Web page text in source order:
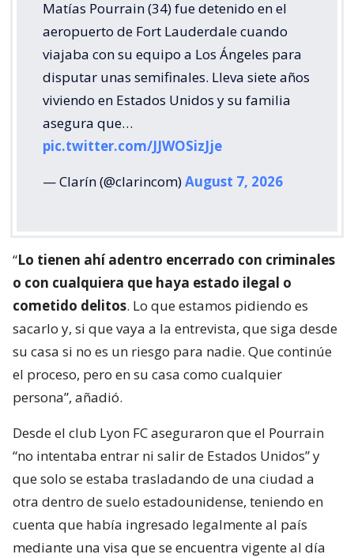
Matías Pourrain (34) fue detenido en el
aeropuerto de Fort Lauderdale cuando
viajaba con su equipo a Los Ángeles para
disputar unas semifinales. Lleva siete años
viviendo en Estados Unidos y su familia
asegura que…
pic.twitter.com/JJWOSizJje
— Clarín (@clarincom)August 7, 2026
“Lo tienen ahí adentro encerrado con criminales
o con cualquiera que haya estado ilegal o
cometido delitos. Lo que estamos pidiendo es
sacarlo y, si que vaya a la entrevista, que siga desde
su casa si no es un riesgo para nadie. Que continúe
el proceso, pero en su casa como cualquier
persona”, añadió.
Desde el club Lyon FC aseguraron que el Pourrain
“no intentaba entrar ni salir de Estados Unidos” y
que solo se estaba trasladando de una ciudad a
otra dentro de suelo estadounidense, teniendo en
cuenta que había ingresado legalmente al país
mediante una visa que se encuentra vigente al día